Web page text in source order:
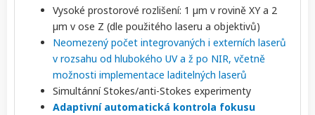
Vysoké prostorové rozlišení: 1 µm v rovině XY a 2
µm v ose Z (dle použitého laseru a objektivů)
Neomezený počet integrovaných i externích laserů
v rozsahu od hlubokého UV a ž po NIR, včetně
možnosti implementace laditelných laserů
Simultánní Stokes/anti-Stokes experimenty
Adaptivní automatická kontrola fokusu